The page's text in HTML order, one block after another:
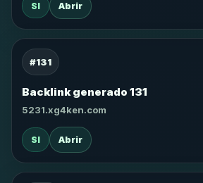
SI Abrir
#131
Backlink generado 131
5231.xg4ken.com
SI Abrir